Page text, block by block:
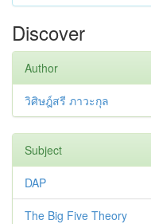
Discover
Author
วิศิษฎ์สรี ภาวะกุล
Subject
DAP
The Big Five Theory